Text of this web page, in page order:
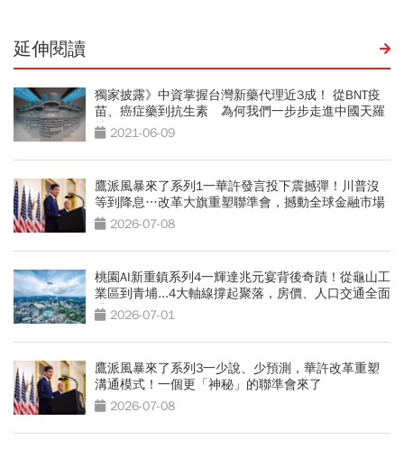
延伸閱讀
獨家披露》中資掌握台灣新藥代理近3成！ 從BNT疫
苗、癌症藥到抗生素 為何我們一步步走進中國天羅
地網？
2021-06-09
鷹派風暴來了系列1一華許發言投下震撼彈！川普沒
等到降息…改革大旗重塑聯準會，撼動全球金融市場
2026-07-08
桃園AI新重鎮系列4一輝達兆元宴背後奇蹟！從龜山工
業區到青埔...4大軸線撐起聚落，房價、人口交通全面
升級2026-07-01
鷹派風暴來了系列3一少說、少預測，華許改革重塑
溝通模式！一個更「神秘」的聯準會來了
2026-07-08